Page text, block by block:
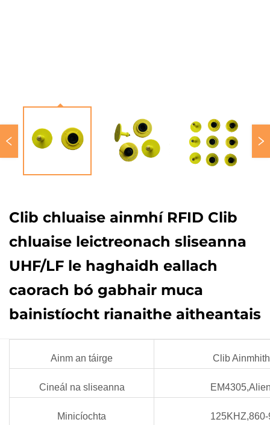
Clib chluaise ainmhí RFID Clib
chluaise leictreonach sliseanna
UHF/LF le haghaidh eallach
caorach bó gabhair muca
bainistíocht rianaithe aitheantais
Ainm an táirge Clib
Cineál na sliseanna
Minicíochta